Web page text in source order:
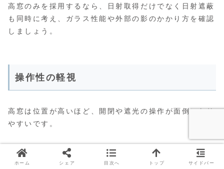
高窓のみを採用するなら、日射取得だけでなく日射遮蔽
も同時に考え、ガラス性能や外部の影のかかり方を確認
しましょう。
操作性の軽視
高窓は位置が高いほど、開閉や遮光の操作が面倒になり
やすいです。
手動の開閉ハンドルが届きにくく操作棒を毎回使う必要
があったり、ロールスクリーンのチェーンが長くなると
ホーム シェア 目次へ トップ サイドバー